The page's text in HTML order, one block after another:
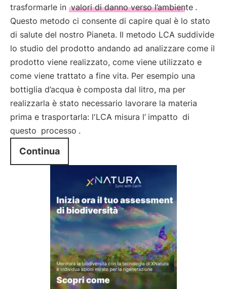
trasformarle in valori di danno verso l’ambiente .
Questo metodo ci consente di capire qual è lo stato
di salute del nostro Pianeta. Il metodo LCA suddivide
lo studio del prodotto andando ad analizzare come il
prodotto viene realizzato, come viene utilizzato e
come viene trattato a fine vita. Per esempio una
bottiglia d’acqua è composta dal litro, ma per
realizzarla è stato necessario lavorare la materia
prima e trasportarla: l'LCA misura l’ impatto di
questo processo .
Continua